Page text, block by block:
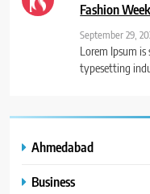
Fashion
September 29,
Lorem Ipsum
typesetting
Ahmedabad
Business